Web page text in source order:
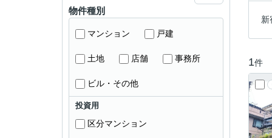
新
1件
物件種別
マンション 戸建
土地 店舗 事務所
ビル・その他
投資用
区分マンション